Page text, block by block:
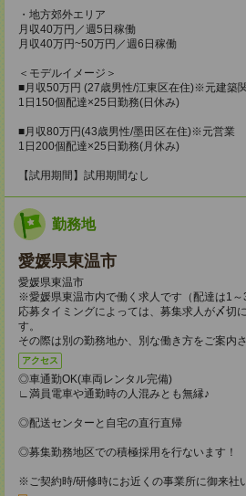
・地方郊外エリア
月収40万円／週5日稼働
月収40万円~50万円／週6日稼働
＜モデルイメージ＞
■月収50万円 (27歳男性/江東区在住)※元建築
1日150個配達×25日勤務(日休み)
■月収80万円(43歳男性/墨田区在住)※元営業
1日200個配達×25日勤務(月休み)
【試用期間】試用期間なし
勤務地
愛媛県東温市
愛媛県東温市
※愛媛県東温市内で働く求人です（配達は1～
応募タイミングによっては、募集求人が〆切
す。
その際は別の勤務地か、別な働き方をご案内
アクセス
◎車通勤OK(車両レンタル完備)
∟満員電車や通勤時の人混みとも無縁♪
◎配送センターと自宅の直行直帰
◎募集勤務地区での積極採用を行ないます！
※ご契約時/研修時にお近くの事業所に御来社